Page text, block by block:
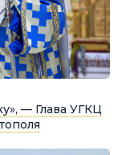
— Глава УГКЦ